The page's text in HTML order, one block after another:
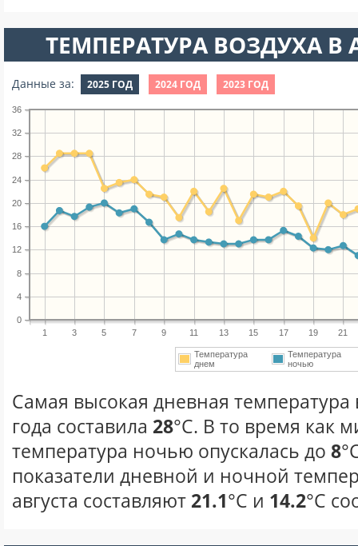
ТЕМПЕРАТУРА ВОЗДУХА В
Данные за: 2025 ГОД 2024 ГОД 2023 ГОД
1 3 5 7 9 11 13 15 17 19 21
0
4
8
12
16
20
24
28
32
36
Температура
днем
Температура
ночью
Самая высокая дневная температура
года составила 28°С. В то время как
температура ночью опускалась до 8
показатели дневной и ночной
августа составляют 21.1°С и 14.2°С